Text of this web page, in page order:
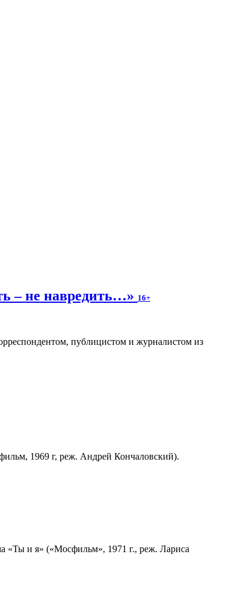
– не навредить…» 16+
публицистом и журналистом из
1969 г, реж. Андрей Кончаловский).
«Ты и я» («Мосфильм», 1971 г., реж. Лариса